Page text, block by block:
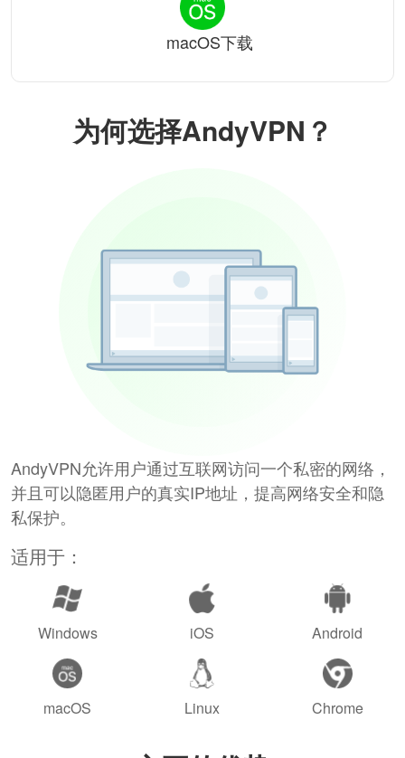
为何选择AndyVPN？
AndyVPN允许用户通过互联网访问一个私密的网络，
并且可以隐匿用户的真实IP地址，提高网络安全和隐
私保护。
适用于：
Windows iOS Android
macOS Linux Chrome
macOS下载